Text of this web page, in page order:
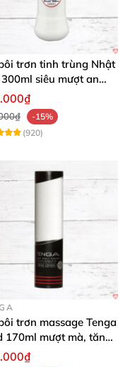
trơn tinh trùng Nhật
siêu mượt an
yêu
-15%
(920)
trơn massage Tenga
170ml mượt mà, tăng
cảm